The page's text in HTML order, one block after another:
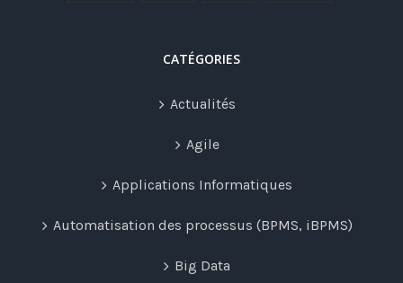
CATÉGORIES
Actualités
Agile
Applications Informatiques
Automatisation des processus (BPMS, iBPMS)
Big Data